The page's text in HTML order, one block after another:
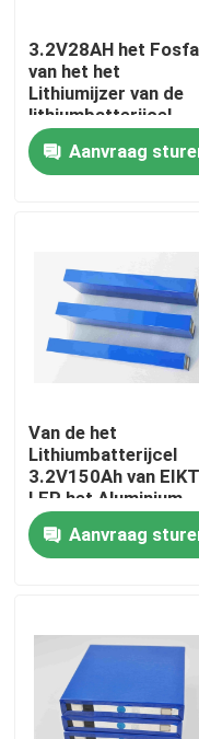
Thuis
Over ons
Producten
De Batterij van
De Batterij van
Het Lithiumbatterij
Laderbatterij
Graafwerktuig
3.2V28AH het
van het het
Lithiumijzer van de
lithiumbatterijcel
EIKTO
Aanvraag
Van de het
Lithiumbatterijcel
3.2V150Ah van
LFP het Aluminium
Shell
Aanvraag